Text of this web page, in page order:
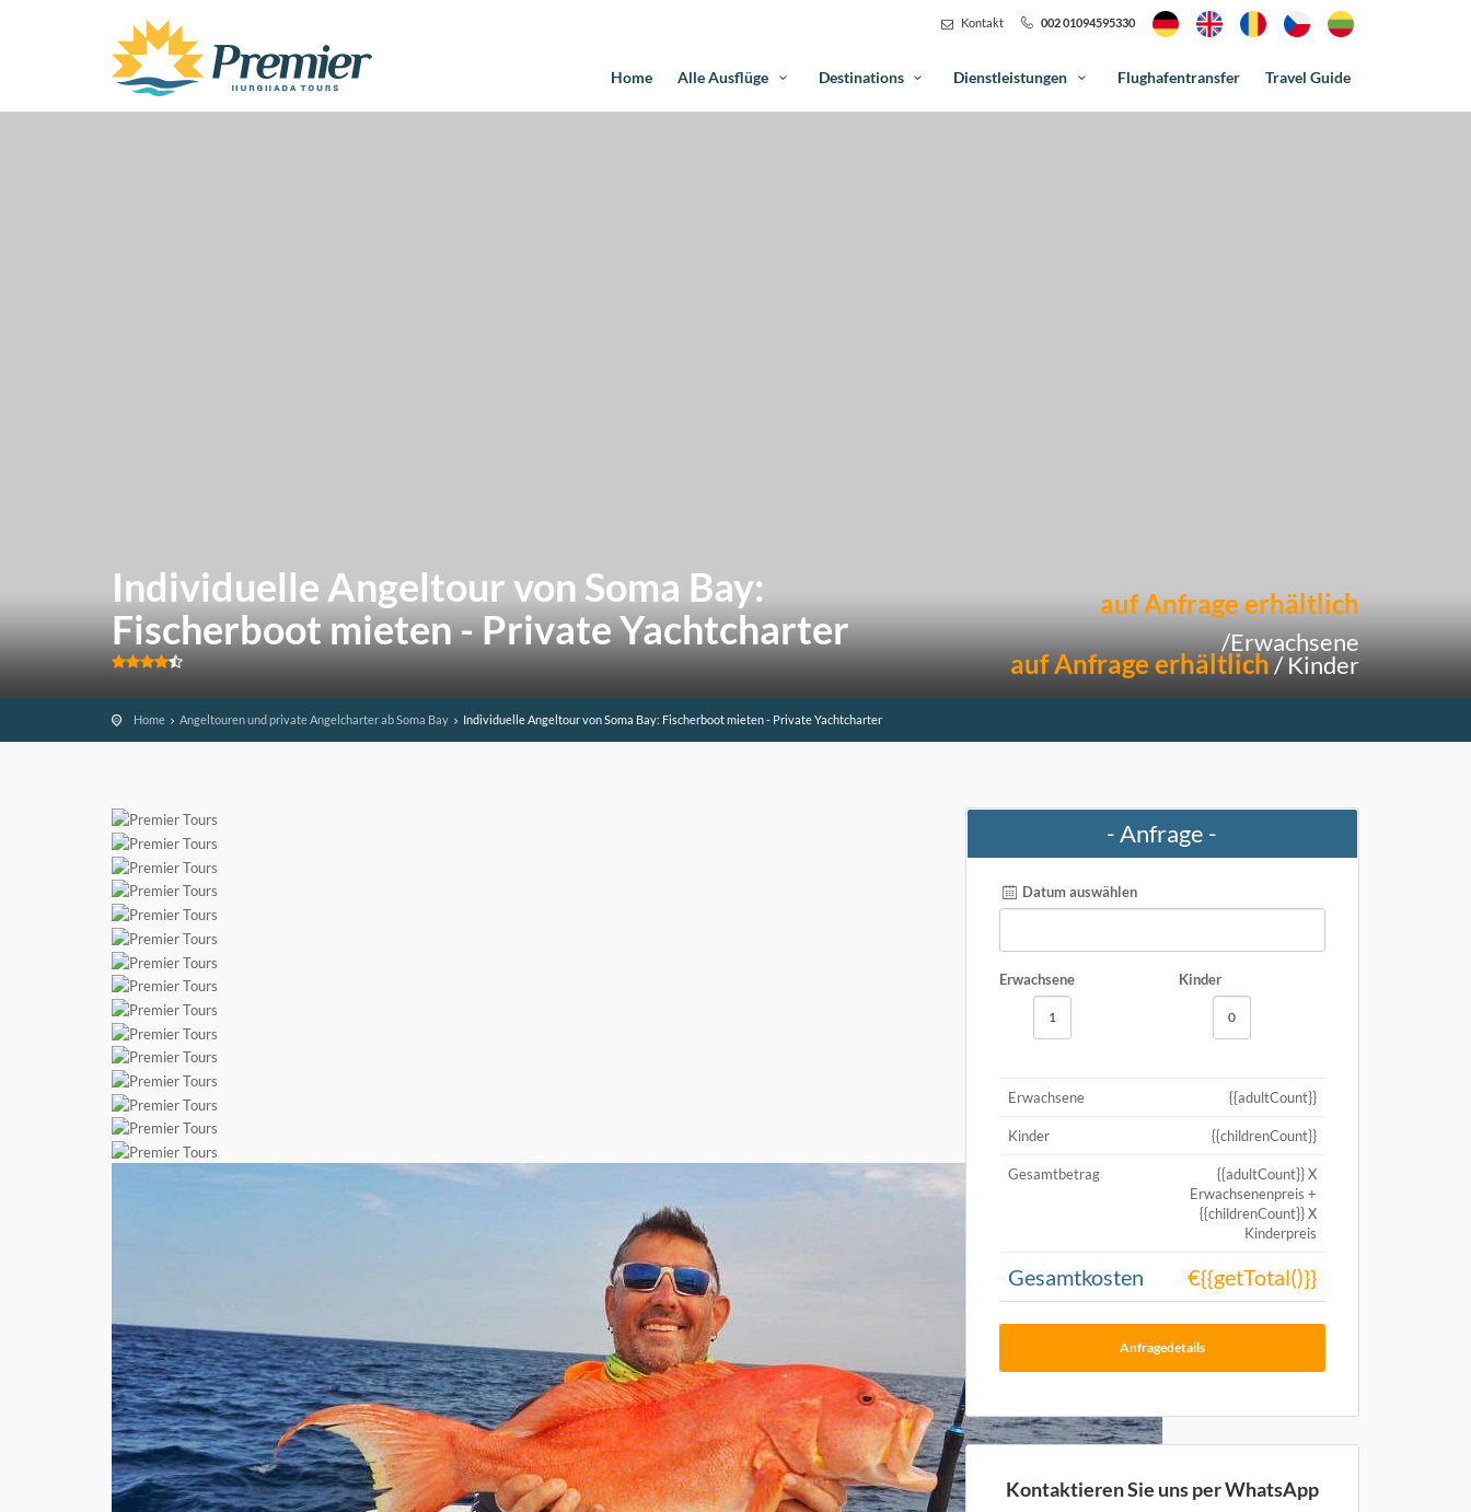
Kontakt 002 01094595330
Home Alle Ausflüge Destinations Dienstleistungen Flughafentransfer Travel Guide
Individuelle Angeltour von Soma Bay:
Fischerboot mieten - Private Yachtcharter
auf Anfrage erhältlich
/Erwachsene
auf Anfrage erhältlich/ Kinder
Home Angeltouren und private Angelcharter ab Soma Bay Individuelle Angeltour von Soma Bay: Fischerboot mieten - Private Yachtcharter
- Anfrage -
Datum auswählen
Erwachsene Kinder
Erwachsene {{adultCount}}
Kinder {{childrenCount}}
Gesamtbetrag
{{adultCount}} X
Erwachsenenpreis +
{{childrenCount}} X
Kinderpreis
Gesamtkosten €{{getTotal()}}
Anfragedetails
Kontaktieren Sie uns per WhatsApp